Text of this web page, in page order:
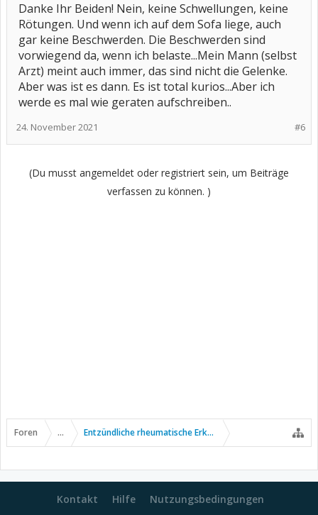
Danke Ihr Beiden! Nein, keine Schwellungen, keine
Rötungen. Und wenn ich auf dem Sofa liege, auch
gar keine Beschwerden. Die Beschwerden sind
vorwiegend da, wenn ich belaste...Mein Mann (selbst
Arzt) meint auch immer, das sind nicht die Gelenke.
Aber was ist es dann. Es ist total kurios...Aber ich
werde es mal wie geraten aufschreiben..
#6
24. November 2021
(Du musst angemeldet oder registriert sein, um Beiträge
verfassen zu können. )
Foren ... Entzündliche rheumatische Erkrankungen
Kontakt Hilfe Nutzungsbedingungen